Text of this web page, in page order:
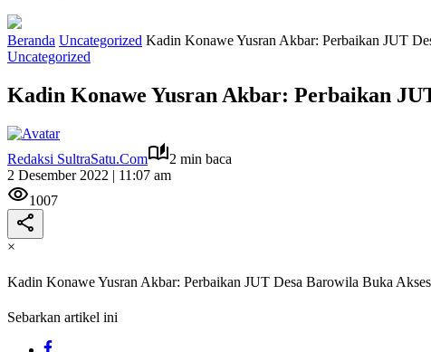
Beranda Uncategorized Kadin Konawe Yusran Akbar: Perbaikan JUT
Uncategorized
Kadin Konawe Yusran Akbar: Perbaikan
Redaksi SultraSatu.Com
2 min baca
2 Desember 2022 | 11:07 am
1007
×
Kadin Konawe Yusran Akbar: Perbaikan JUT Desa Barowila Buka
Sebarkan artikel ini